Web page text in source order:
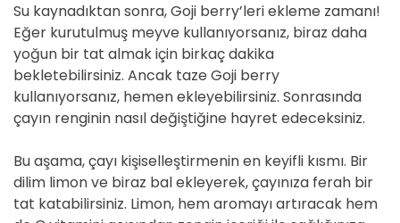
Su kaynadıktan sonra, Goji berry’leri ekleme zamanı!
Eğer kurutulmuş meyve kullanıyorsanız, biraz daha
yoğun bir tat almak için birkaç dakika
bekletebilirsiniz. Ancak taze Goji berry
kullanıyorsanız, hemen ekleyebilirsiniz. Sonrasında
çayın renginin nasıl değiştiğine hayret edeceksiniz.
Bu aşama, çayı kişiselleştirmenin en keyifli kısmı. Bir
dilim limon ve biraz bal ekleyerek, çayınıza ferah bir
tat katabilirsiniz. Limon, hem aromayı artıracak hem